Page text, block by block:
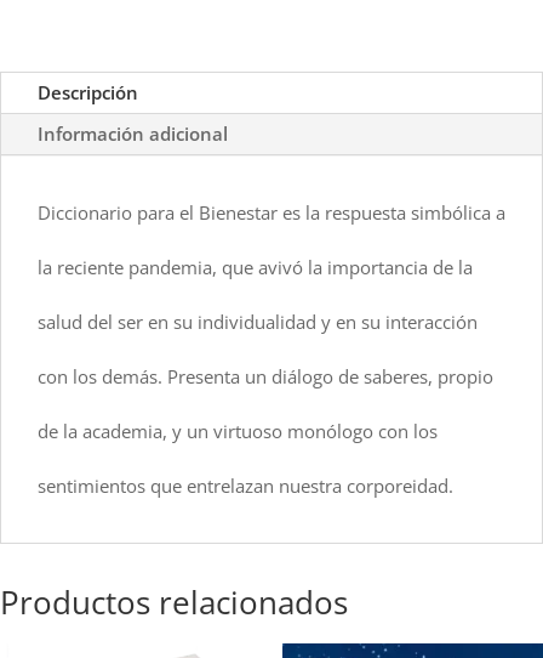
Descripción
Información adicional
Diccionario para el Bienestar es la respuesta simbólica a
la reciente pandemia, que avivó la importancia de la
salud del ser en su individualidad y en su interacción
con los demás. Presenta un diálogo de saberes, propio
de la academia, y un virtuoso monólogo con los
sentimientos que entrelazan nuestra corporeidad.
Productos relacionados